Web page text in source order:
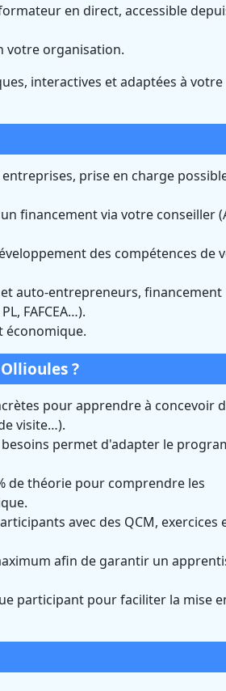
en direct, accessible
votre organisation.
interactives et adaptées à votre
prise en charge
financement via votre conseiller
des compétences de
auto-entrepreneurs, financement
FAFCEA…).
économique.
?
pour apprendre à concevoir
visite…).
permet d'adapter le
de théorie pour comprendre les
avec des QCM, exercices
afin de garantir un
participant pour faciliter la mise